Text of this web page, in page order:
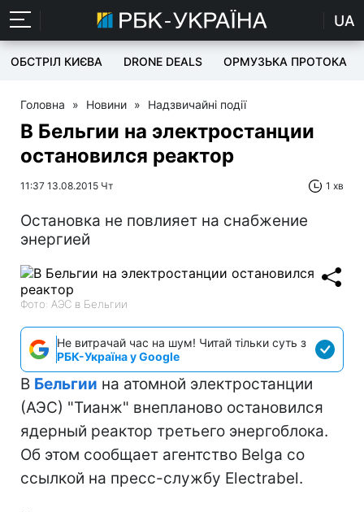
UA
ОБСТРІЛ КИЄВА DRONE DEALS ОРМУЗЬКА ПРОТОКА
Головна » Новини » Надзвичайні події
В Бельгии на электростанции
остановился реактор
11:37 13.08.2015 Чт 1 хв
Остановка не повлияет на снабжение
энергией
Фото: АЭС в Бельгии
Не витрачай час на шум! Читай тільки суть з
РБК-Україна у Google
В Бельгии на атомной электростанции
(АЭС) "Тианж" внепланово остановился
ядерный реактор третьего энергоблока.
Об этом сообщает агентство Belga со
ссылкой на пресс-службу Electrabel.